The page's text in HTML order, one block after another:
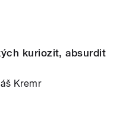
kuriozit, absurdit
Kremr